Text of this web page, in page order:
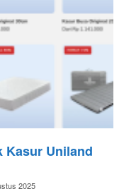
Kasur Uniland
2025